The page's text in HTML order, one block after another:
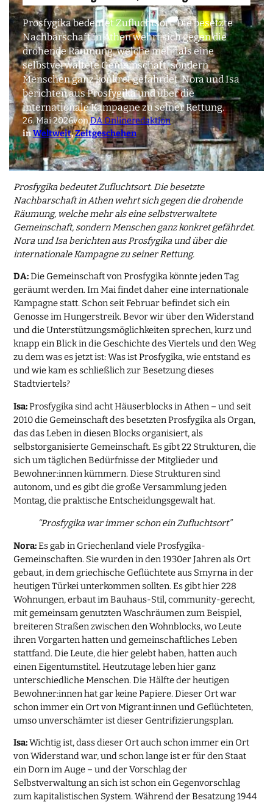
Prosfygika bedeutet Zufluchtsort. Die besetzte
Nachbarschaft in Athen wehrt sich gegen die
drohende Räumung, welche mehr als eine
selbstverwaltete Gemeinschaft, sondern
Menschen ganz konkret gefährdet. Nora und Isa
berichten aus Prosfygika und über die
internationale Kampagne zu seiner Rettung.
26. Mai 2026vonDA Onlineredaktion
inWeltweit, Zeitgeschehen
Prosfygika bedeutet Zufluchtsort. Die besetzte
Nachbarschaft in Athen wehrt sich gegen die drohende
Räumung, welche mehr als eine selbstverwaltete
Gemeinschaft, sondern Menschen ganz konkret gefährdet.
Nora und Isa berichten aus Prosfygika und über die
internationale Kampagne zu seiner Rettung.
DA:Die Gemeinschaft von Prosfygika könnte jeden Tag
geräumt werden. Im Mai findet daher eine internationale
Kampagne statt. Schon seit Februar befindet sich ein
Genosse im Hungerstreik. Bevor wir über den Widerstand
und die Unterstützungsmöglichkeiten sprechen, kurz und
knapp ein Blick in die Geschichte des Viertels und den Weg
zu dem was es jetzt ist: Was ist Prosfygika, wie entstand es
und wie kam es schließlich zur Besetzung dieses
Stadtviertels?
Isa:Prosfygika sind acht Häuserblocks in Athen – und seit
2010 die Gemeinschaft des besetzten Prosfygika als Organ,
das das Leben in diesen Blocks organisiert, als
selbstorganisierte Gemeinschaft. Es gibt 22 Strukturen, die
sich um täglichen Bedürfnisse der Mitglieder und
Bewohner:innen kümmern. Diese Strukturen sind
autonom, und es gibt die große Versammlung jeden
Montag, die praktische Entscheidungsgewalt hat.
“Prosfygika war immer schon ein Zufluchtsort”
Nora:Es gab in Griechenland viele Prosfygika-
Gemeinschaften. Sie wurden in den 1930er Jahren als Ort
gebaut, in dem griechische Geflüchtete aus Smyrna in der
heutigen Türkei unterkommen sollten. Es gibt hier 228
Wohnungen, erbaut im Bauhaus-Stil, community-gerecht,
mit gemeinsam genutzten Waschräumen zum Beispiel,
breiteren Straßen zwischen den Wohnblocks, wo Leute
ihren Vorgarten hatten und gemeinschaftliches Leben
stattfand. Die Leute, die hier gelebt haben, hatten auch
einen Eigentumstitel. Heutzutage leben hier ganz
unterschiedliche Menschen. Die Hälfte der heutigen
Bewohner:innen hat gar keine Papiere. Dieser Ort war
schon immer ein Ort von Migrant:innen und Geflüchteten,
umso unverschämter ist dieser Gentrifizierungsplan.
Isa:Wichtig ist, dass dieser Ort auch schon immer ein Ort
von Widerstand war, und schon lange ist er für den Staat
ein Dorn im Auge – und der Vorschlag der
Selbstverwaltung an sich ist schon ein Gegenvorschlag
zum kapitalistischen System. Während der Besatzung 1944